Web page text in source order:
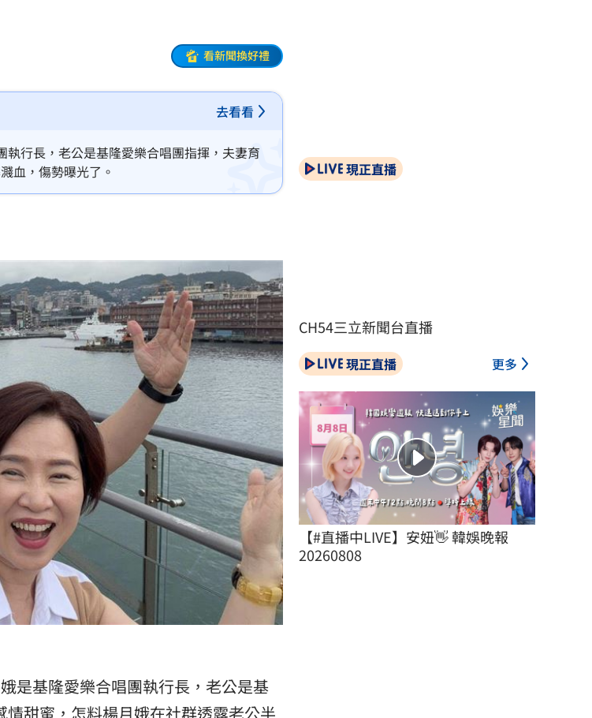
看新聞換好禮
去看看
行長，老公是基隆愛樂合唱團指揮，夫妻育
血，傷勢曝光了。
是基隆愛樂合唱團執行長，老公是基
情甜蜜，怎料楊月娥在社群透露老公半
現正直播
CH54三立新聞台直播
現正直播 更多
【#直播中LIVE】安妞👋 韓娛晚報
20260808